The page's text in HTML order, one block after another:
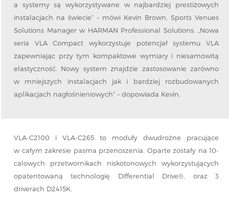
a systemy są wykorzystywane w najbardziej prestiżowych
instalacjach na świecie” – mówi Kevin Brown, Sports Venues
Solutions Manager w HARMAN Professional Solutions. „Nowa
seria VLA Compact wykorzystuje potencjał systemu VLA
zapewniając przy tym kompaktowe wymiary i niesamowitą
elastyczność. Nowy system znajdzie zastosowanie zarówno
w mniejszych instalacjach jak i bardziej rozbudowanych
aplikacjach nagłośnieniowych” – dopowiada Kevin.
VLA-C2100 i VLA-C265 to moduły dwudrożne pracujące
w całym zakresie pasma przenoszenia. Oparte zostały na 10-
calowych przetwornikach niskotonowych wykorzystujących
opatentowaną technologię Differential Drive®, oraz 3
driverach D2415K.